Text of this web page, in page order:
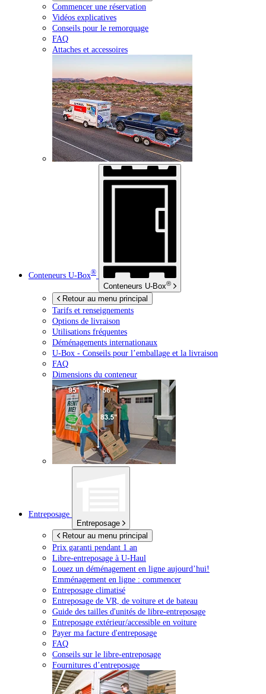
Commencer une réservation
Vidéos explicatives
Conseils pour le remorquage
FAQ
Attaches et accessoires
Conteneurs U-Box®
Conteneurs U-Box®
Retour au menu principal
Tarifs et renseignements
Options de livraison
Utilisations fréquentes
Déménagements internationaux
U-Box - Conseils pour l’emballage et la livraison
FAQ
Dimensions du conteneur
Entreposage
Entreposage
Retour au menu principal
Prix garanti pendant 1 an
Libre-entreposage à U-Haul
Louez un déménagement en ligne aujourd’hui!
Emménagement en ligne : commencer
Entreposage climatisé
Entreposage de VR, de voiture et de bateau
Guide des tailles d'unités de libre-entreposage
Entreposage extérieur/accessible en voiture
Payer ma facture d'entreposage
FAQ
Conseils sur le libre-entreposage
Fournitures d’entreposage